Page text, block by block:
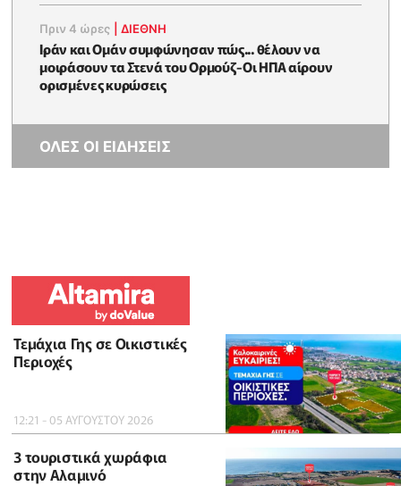
Πριν 4 ώρες |ΔΙΕΘΝΗ
Ιράν και Ομάν συμφώνησαν πώς... θέλουν να
μοιράσουν τα Στενά του Ορμούζ-Οι ΗΠΑ αίρουν
ορισμένες κυρώσεις
ΟΛΕΣ ΟΙ ΕΙΔΗΣΕΙΣ
Τεμάχια Γης σε Οικιστικές
Περιοχές
12:21 - 05 ΑΥΓΟΥΣΤΟΥ 2026
3 τουριστικά χωράφια
στην Αλαμινό